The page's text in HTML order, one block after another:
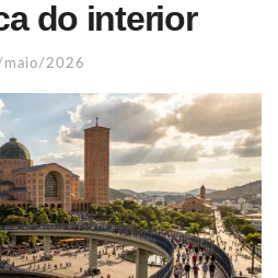
do interior
2026